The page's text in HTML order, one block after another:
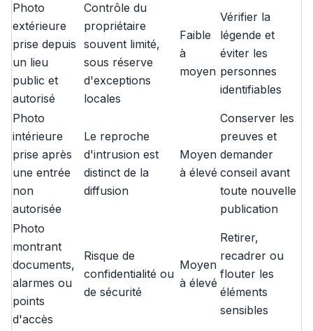
Photo
extérieure
prise depuis
un lieu
public et
autorisé
Contrôle du
propriétaire
souvent limité,
sous réserve
d'exceptions
locales
Faible
à
moyen
Vérifier la
légende et
éviter les
personnes
identifiables
Photo
intérieure
prise après
une entrée
non
autorisée
Le reproche
d'intrusion est
distinct de la
diffusion
Moyen
à élevé
Conserver les
preuves et
demander
conseil avant
toute nouvelle
publication
Photo
montrant
documents,
alarmes ou
points
d'accès
Risque de
confidentialité ou
de sécurité
Moyen
à élevé
Retirer,
recadrer ou
flouter les
éléments
sensibles